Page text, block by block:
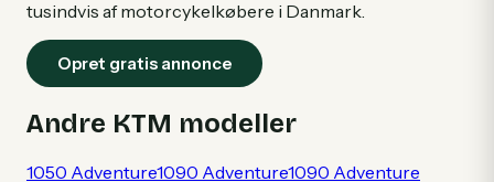
tusindvis af motorcykelkøbere i Danmark.
Opret gratis annonce
Andre KTM modeller
1050 Adventure1090 Adventure1090 Adventure